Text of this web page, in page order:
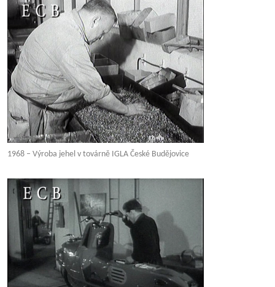
1968 – Výroba jehel v továrně IGLA České Budějovice